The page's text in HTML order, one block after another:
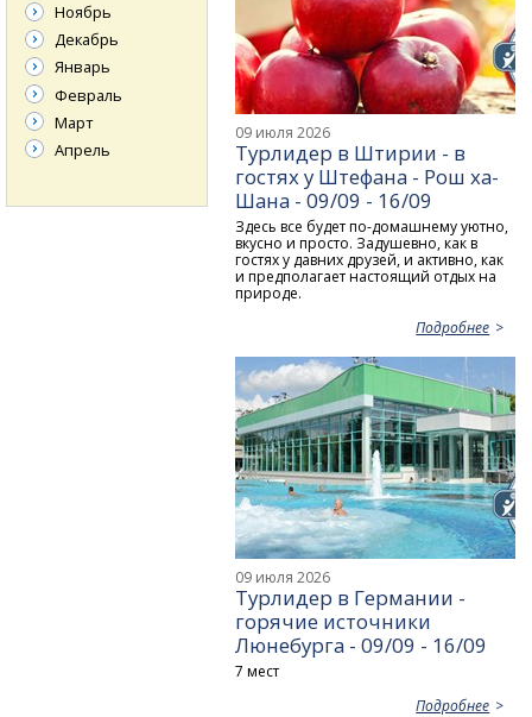
09 июля 2026
Турлидер в Штирии - в
гостях у Штефана - Рош ха-
Шана - 09/09 - 16/09
Здесь все будет по-домашнему уютно,
вкусно и просто. Задушевно, как в
гостях у давних друзей, и активно, как
и предполагает настоящий отдых на
природе.
Подробнее
09 июля 2026
Турлидер в Германии -
горячие источники
Люнебурга - 09/09 - 16/09
7 мест
Подробнее
Ноябрь
Декабрь
Январь
Февраль
Март
Апрель